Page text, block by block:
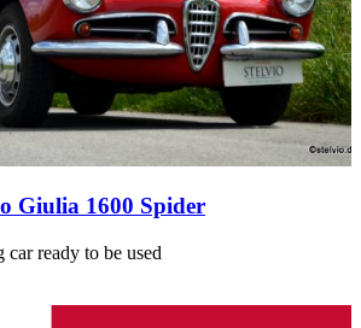
Giulia 1600 Spider
ready to be used